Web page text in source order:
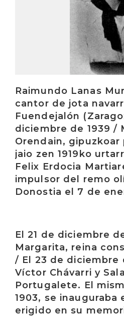
Raimundo Lanas
cantor de jota
Fuendejalón
diciembre de 1939 /
Orendain,
jaio zen 1919ko
Felix Erdocia
impulsor del remo
Donostia el 7 de
El 21 de diciembre
Margarita, reina
/ El 23 de diciembre
Víctor Chávarri y
Portugalete. El
1903, se
erigido en su